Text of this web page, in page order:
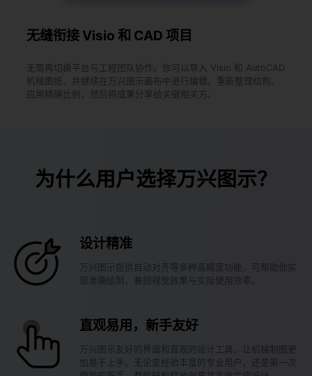
无缝衔接 Visio 和 CAD 项目
无需再切换平台与工程团队协作。你可以导入 Visio 和 AutoCAD
机械图纸，并继续在万兴图示画布中进行编辑。重新整理结构、
应用精确比例，然后将成果分享给关键相关方。
为什么用户选择万兴图示？
设计精准
万兴图示提供自动对齐等多种高精度功能，可帮助你实
现准确绘制，兼顾视觉效果与实际使用效率。
直观易用，新手友好
万兴图示友好的界面和直观的设计工具，让机械制图更
加易于上手。无论是经验丰富的专业用户，还是第一次